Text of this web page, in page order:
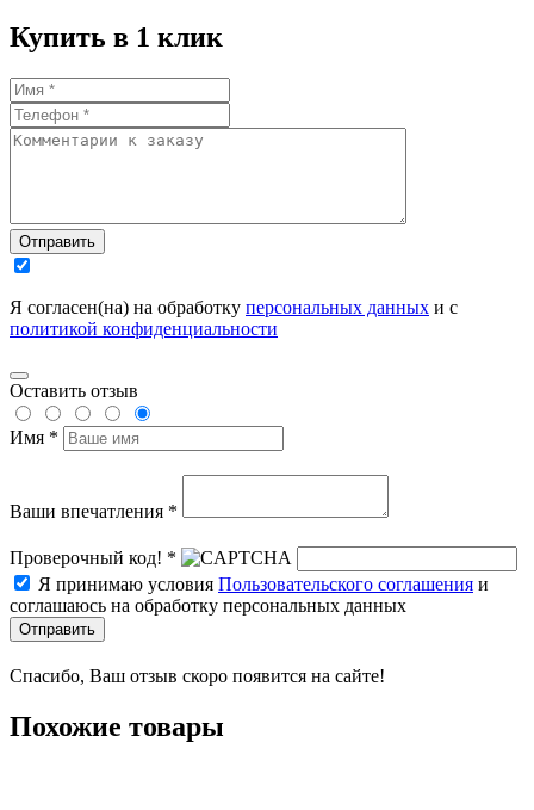
Купить в 1 клик
Отправить
Я согласен(на) на обработку персональных данных и с
политикой конфиденциальности
Оставить отзыв
Имя *
Ваши впечатления *
Проверочный код! *
Я принимаю условия Пользовательского соглашения и
соглашаюсь на обработку персональных данных
Отправить
Спасибо, Ваш отзыв скоро появится на сайте!
Похожие товары